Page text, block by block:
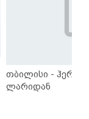
თბილისი -
ლარიდან